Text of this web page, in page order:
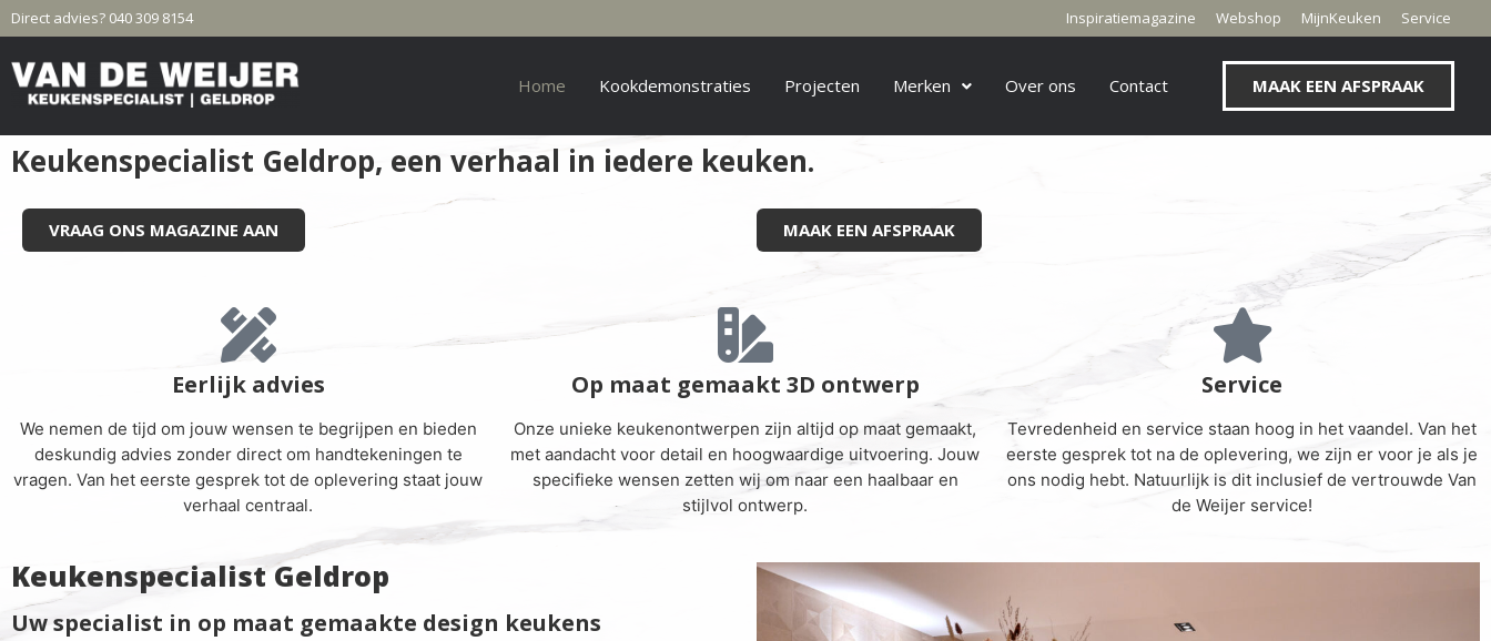
Direct advies? 040 309 8154 Inspiratiemagazine Webshop MijnKeuken Service
Home Kookdemonstraties Projecten Merken Over ons Contact MAAK EEN AFSPRAAK
Keukenspecialist Geldrop, een verhaal in iedere keuken.
VRAAG ONS MAGAZINE AAN MAAK EEN AFSPRAAK
Eerlijk advies
We nemen de tijd om jouw wensen te begrijpen en bieden
deskundig advies zonder direct om handtekeningen te
vragen. Van het eerste gesprek tot de oplevering staat jouw
verhaal centraal.
Op maat gemaakt 3D ontwerp
Onze unieke keukenontwerpen zijn altijd op maat gemaakt,
met aandacht voor detail en hoogwaardige uitvoering. Jouw
specifieke wensen zetten wij om naar een haalbaar en
stijlvol ontwerp.
Service
Tevredenheid en service staan hoog in het vaandel. Van het
eerste gesprek tot na de oplevering, we zijn er voor je als je
ons nodig hebt. Natuurlijk is dit inclusief de vertrouwde Van
de Weijer service!
Keukenspecialist Geldrop
Uw specialist in op maat gemaakte design keukens